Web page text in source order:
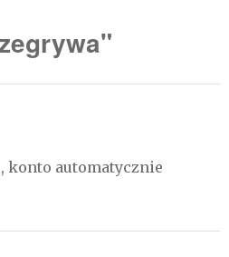
konto automatycznie